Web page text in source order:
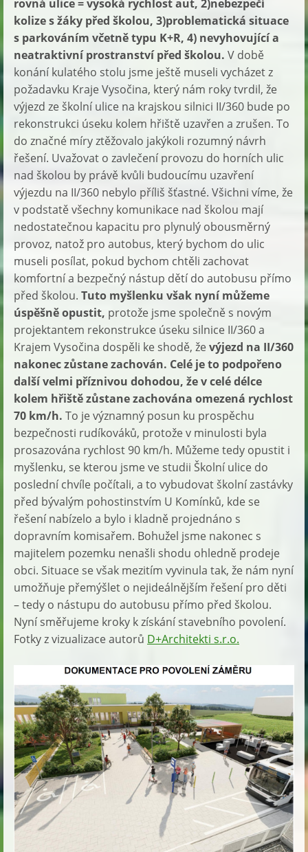
rovná ulice = vysoká rychlost aut, 2)nebezpečí
kolize s žáky před školou, 3)problematická situace
s parkováním včetně typu K+R, 4) nevyhovující a
neatraktivní prostranství před školou. V době
konání kulatého stolu jsme ještě museli vycházet z
požadavku Kraje Vysočina, který nám roky tvrdil, že
výjezd ze školní ulice na krajskou silnici II/360 bude po
rekonstrukci úseku kolem hřiště uzavřen a zrušen. To
do značné míry ztěžovalo jakýkoli rozumný návrh
řešení. Uvažovat o zavlečení provozu do horních ulic
nad školou by právě kvůli budoucímu uzavření
výjezdu na II/360 nebylo příliš šťastné. Všichni víme, že
v podstatě všechny komunikace nad školou mají
nedostatečnou kapacitu pro plynulý obousměrný
provoz, natož pro autobus, který bychom do ulic
museli posílat, pokud bychom chtěli zachovat
komfortní a bezpečný nástup dětí do autobusu přímo
před školou. Tuto myšlenku však nyní můžeme
úspěšně opustit, protože jsme společně s novým
projektantem rekonstrukce úseku silnice II/360 a
Krajem Vysočina dospěli ke shodě, ževýjezd na II/360
nakonec zůstane zachován. Celé je to podpořeno
další velmi příznivou dohodou, že v celé délce
kolem hřiště zůstane zachována omezená rychlost
70 km/h. To je významný posun ku prospěchu
bezpečnosti rudíkováků, protože v minulosti byla
prosazována rychlost 90 km/h. Můžeme tedy opustit i
myšlenku, se kterou jsme ve studii Školní ulice do
poslední chvíle počítali, a to vybudovat školní zastávky
před bývalým pohostinstvím U Komínků, kde se
řešení nabízelo a bylo i kladně projednáno s
dopravním komisařem. Bohužel jsme nakonec s
majitelem pozemku nenašli shodu ohledně prodeje
obci. Situace se však mezitím vyvinula tak, že nám nyní
umožňuje přemýšlet o nejideálnějším řešení pro děti
– tedy o nástupu do autobusu přímo před školou.
Nyní směřujeme kroky k získání stavebního povolení.
Fotky z vizualizace autorů D+Architekti s.r.o.